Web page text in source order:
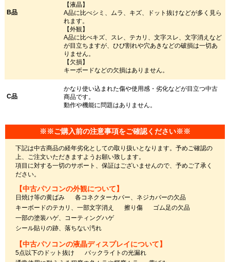
B品
【液晶】
A品に比べシミ、ムラ、キズ、ドット抜けなどが多く見ら
れます。
【外観】
A品に比べキズ、スレ、テカリ、文字スレ、文字消えなど
が目立ちますが、ひび割れや穴あきなどの破損は一切あ
りません。
【欠損】
キーボードなどの欠損はありません。
C品
かなり使い込まれた傷や使用感・劣化などが目立つ中古
商品です。
動作や機能に問題はありません。
※※ご購入前の注意事項をご確認ください※※
下記は中古商品の経年劣化としての取り扱いとなります。予めご確認の
上、ご注文いただきますようお願い致します。
項目に対する一切のサポート、保証はございませんので、予めご了承く
ださい。
【中古パソコンの外観について】
日焼け等の黄ばみ
各コネクターカバー、ネジカバーの欠品
キーボードのテカリ、一部文字消え
擦り傷
ゴム足の欠品
一部の塗装ハゲ、コーティングハゲ
シール貼りの跡、落ちない汚れ
【中古パソコンの液晶ディスプレイについて】
5点以下のドット抜け
バックライトの光漏れ